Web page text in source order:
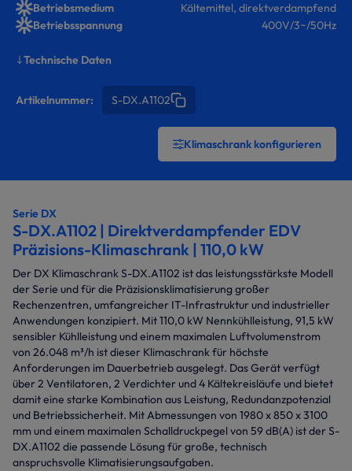
Betriebsmedium
Kältemittel, direktverdampfend
Betriebsspannung
400V/3~/50Hz
Technische Daten
Artikelnummer: S-DX.A1102
Klimaschrank konfigurieren
Serie DX
S-DX.A1102 | Direktverdampfender EDV
Präzisions-Klimaschrank | 110,0 kW
Der DX Klimaschrank S-DX.A1102 ist das leistungsstärkste Modell
der Serie und für die Präzisionsklimatisierung großer
Rechenzentren, umfangreicher IT-Infrastruktur und industrieller
Anwendungen konzipiert. Mit 110,0 kW Nennkühlleistung, 91,5 kW
sensibler Kühlleistung und einem maximalen Luftvolumenstrom
von 26.048 m³/h ist dieser Klimaschrank für höchste
Anforderungen im Dauerbetrieb ausgelegt. Das Gerät verfügt
über 2 Ventilatoren, 2 Verdichter und 4 Kältekreisläufe und bietet
damit eine starke Kombination aus Leistung, Redundanzpotenzial
und Betriebssicherheit. Mit Abmessungen von 1980 x 850 x 3100
mm und einem maximalen Schalldruckpegel von 59 dB(A) ist der S-
DX.A1102 die passende Lösung für große, technisch
anspruchsvolle Klimatisierungsaufgaben.